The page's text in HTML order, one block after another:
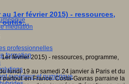
médiation
professionnelles
formation
supérieur et numérique
1er février 2015) - ressources,
outils…
lundi 19 au samedi 24 janvier à Paris et du
en France. Costa-Gavras parraine la